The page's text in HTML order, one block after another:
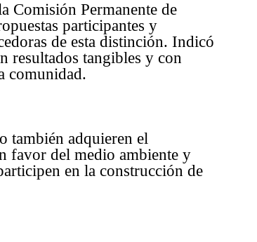
Comisión Permanente de
participantes y
de esta distinción. Indicó
resultados tangibles y con
comunidad.
también adquieren el
favor del medio ambiente y
en la construcción de